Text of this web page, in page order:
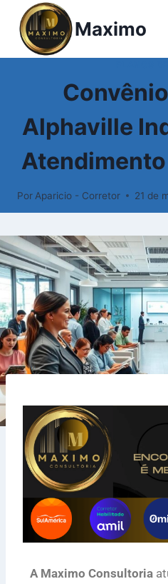
Maximo
Alphaville
Por Aparicio - Corretor 21 de
A Maximo Consultoria